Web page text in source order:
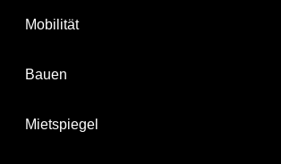
Mobilität
Bauen
Mietspiegel